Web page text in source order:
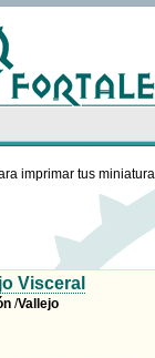
imprimar tus
Visceral
/Vallejo